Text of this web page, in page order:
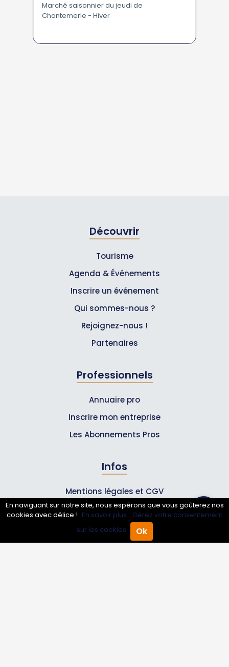
Annuaire Pro Agenda
Marché saisonnier du jeudi de
Chantemerle - Hiver
Découvrir
Tourisme
Agenda & Événements
Inscrire un événement
Qui sommes-nous ?
Rejoignez-nous !
Partenaires
Professionnels
Annuaire pro
Inscrire mon entreprise
Les Abonnements Pros
Infos
Mentions légales et CGV
Suivez-nous
En naviguant sur notre site, nous espérons que vous goûterez nos
cookies avec délice ! En savoir plus. Gérez votre consentement
sur les cookies.
Ok